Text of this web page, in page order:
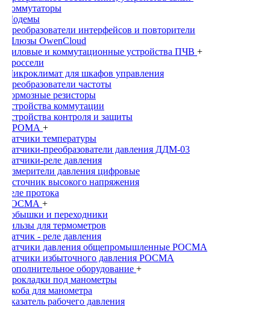
Коммутаторы
Модемы
Преобразователи интерфейсов и повторители
Шлюзы OwenCloud
Силовые и коммутационные устройства ПЧВ +
Дроссели
Микроклимат для шкафов управления
Преобразователи частоты
Тормозные резисторы
Устройства коммутации
Устройства контроля и защиты
ПРОМА +
Датчики температуры
Датчики-преобразователи давления ДДМ-03
Датчики-реле давления
Измерители давления цифровые
Источник высокого напряжения
Реле протока
РОСМА +
Бобышки и переходники
Гильзы для термометров
Датчик - реле давления
Датчики давления общепромышленныe РОСМА
Датчики избыточного давления РОСМА
Дополнительное оборудование +
Прокладки под манометры
Скоба для манометра
Указатель рабочего давления